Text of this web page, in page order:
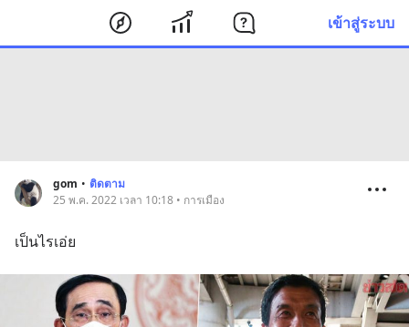
เข้าสู่ระบบ
gom • ติดตาม
25 พ.ค. 2022 เวลา 10:18 • การเมือง
เป็นไรเอ่ย